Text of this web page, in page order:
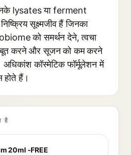
lysates या ferment
सूक्ष्मजीव हैं जिनका
को समर्थन देने, त्वचा
करने और सूजन को कम करने
अधिकांश कॉस्मेटिक फॉर्मूलेशन में
होते हैं।
है
20ml -FREE